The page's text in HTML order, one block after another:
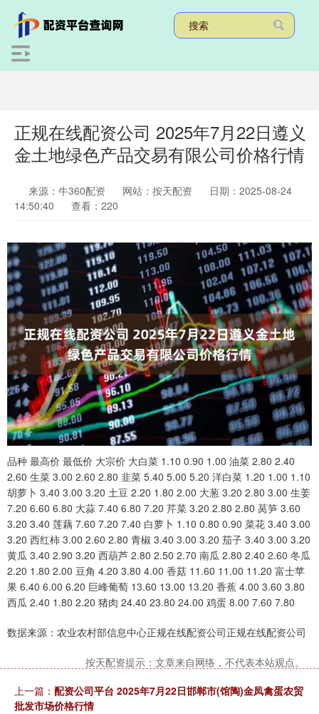
正规在线配资公司 2025年7月22日遵义
金土地绿色产品交易有限公司价格行情
来源：牛360配资 网站：按天配资
日期：2025-08-24
14:50:40
查看：220
品种 最高价 最低价 大宗价 大白菜 1.10 0.90 1.00 油菜 2.80 2.40
2.60 生菜 3.00 2.60 2.80 韭菜 5.40 5.00 5.20 洋白菜 1.20 1.00 1.10
胡萝卜 3.40 3.00 3.20 土豆 2.20 1.80 2.00 大葱 3.20 2.80 3.00 生姜
7.20 6.60 6.80 大蒜 7.40 6.80 7.20 芹菜 3.20 2.80 2.80 莴笋 3.60
3.20 3.40 莲藕 7.60 7.20 7.40 白萝卜 1.10 0.80 0.90 菜花 3.40 3.00
3.20 西红柿 3.00 2.60 2.80 青椒 3.40 3.00 3.20 茄子 3.40 3.00 3.20
黄瓜 3.40 2.90 3.20 西葫芦 2.80 2.50 2.70 南瓜 2.80 2.40 2.60 冬瓜
2.20 1.80 2.00 豆角 4.20 3.80 4.00 香菇 11.60 11.00 11.20 富士苹
果 6.40 6.00 6.20 巨峰葡萄 13.60 13.00 13.20 香蕉 4.00 3.60 3.80
西瓜 2.40 1.80 2.20 猪肉 24.40 23.80 24.00 鸡蛋 8.00 7.60 7.80
数据来源：农业农村部信息中心正规在线配资公司正规在线配资公司
按天配资提示：文章来自网络，不代表本站观点。
上一篇： 配资公司平台 2025年7月22日邯郸市(馆陶)金凤禽蛋农贸
批发市场价格行情